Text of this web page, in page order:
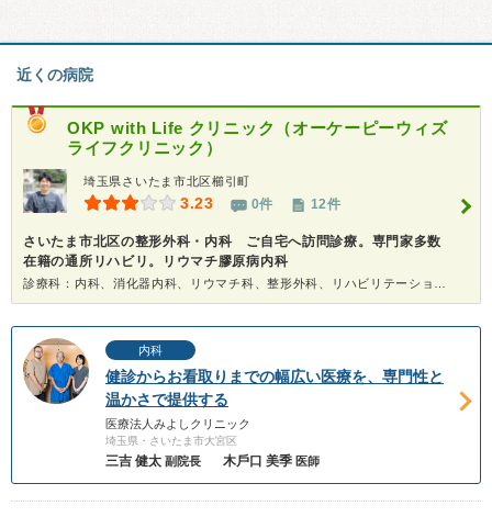
近くの病院
OKP with Life クリニック（オーケーピーウィズ
ライフクリニック）
埼玉県さいたま市北区櫛引町
3.23 0件 12件
さいたま市北区の整形外科・内科 ご自宅へ訪問診療。専門家多数
在籍の通所リハビリ。リウマチ膠原病内科
内科
健診からお看取りまでの幅広い医療を、専門性と
温かさで提供する
医療法人みよしクリニック
埼玉県・さいたま市大宮区
三吉 健太 副院長 ⽊⼾⼝ 美季 医師